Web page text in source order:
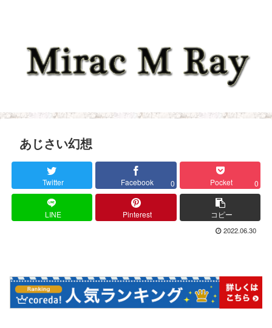
あじさい幻想
Twitter Facebook 0 Pocket 0
LINE Pinterest コピー
2022.06.30